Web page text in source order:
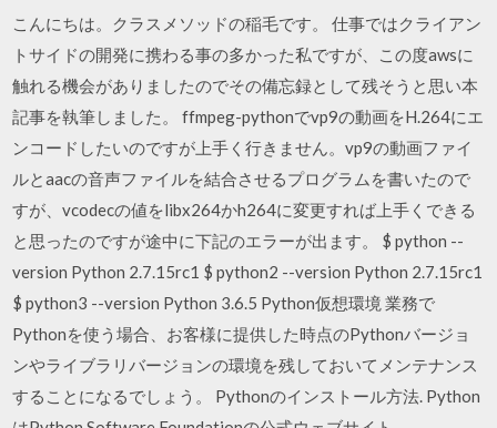
こんにちは。クラスメソッドの稲毛です。 仕事ではクライアン
トサイドの開発に携わる事の多かった私ですが、この度awsに
触れる機会がありましたのでその備忘録として残そうと思い本
記事を執筆しました。 ffmpeg-pythonでvp9の動画をH.264にエ
ンコードしたいのですが上手く行きません。vp9の動画ファイ
ルとaacの音声ファイルを結合させるプログラムを書いたので
すが、vcodecの値をlibx264かh264に変更すれば上手くできる
と思ったのですが途中に下記のエラーが出ます。 $ python --
version Python 2.7.15rc1 $ python2 --version Python 2.7.15rc1
$ python3 --version Python 3.6.5 Python仮想環境 業務で
Pythonを使う場合、お客様に提供した時点のPythonバージョ
ンやライブラリバージョンの環境を残しておいてメンテナンス
することになるでしょう。 Pythonのインストール方法. Python